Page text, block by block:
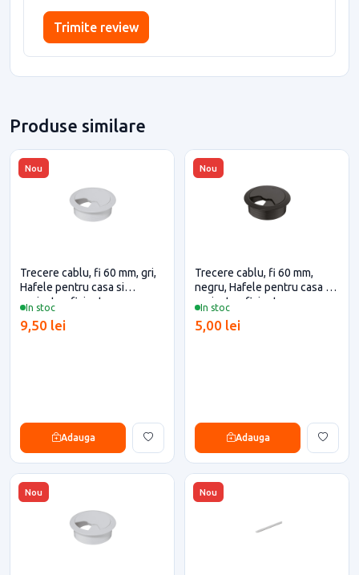
Trimite review
Produse similare
Nou
In stoc
Trecere cablu, fi 60 mm, gri,
Hafele pentru casa si
proiecte eficiente
9,50 lei
Adauga
Nou
In stoc
Trecere cablu, fi 60 mm,
negru, Hafele pentru casa si
proiecte eficiente
5,00 lei
Adauga
Nou Nou